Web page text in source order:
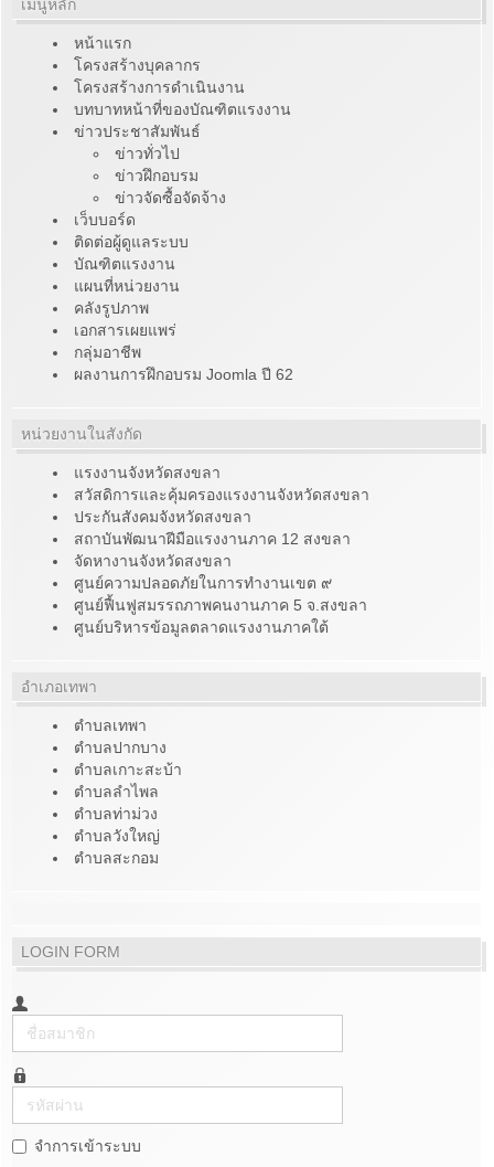
เมนูหลัก
หน้าแรก
โครงสร้างบุคลากร
โครงสร้างการดำเนินงาน
บทบาทหน้าที่ของบัณฑิตแรงงาน
ข่าวประชาสัมพันธ์
ข่าวทั่วไป
ข่าวฝึกอบรม
ข่าวจัดซื้อจัดจ้าง
เว็บบอร์ด
ติดต่อผู้ดูแลระบบ
บัณฑิตแรงงาน
แผนที่หน่วยงาน
คลังรูปภาพ
เอกสารเผยแพร่
กลุ่มอาชีพ
ผลงานการฝึกอบรม Joomla ปี 62
หน่วยงานในสังกัด
แรงงานจังหวัดสงขลา
สวัสดิการและคุ้มครองแรงงานจังหวัดสงขลา
ประกันสังคมจังหวัดสงขลา
สถาบันพัฒนาฝีมือแรงงานภาค 12 สงขลา
จัดหางานจังหวัดสงขลา
ศูนย์ความปลอดภัยในการทำงานเขต ๙
ศูนย์ฟื้นฟูสมรรถภาพคนงานภาค 5 จ.สงขลา
ศูนย์บริหารข้อมูลตลาดแรงงานภาคใต้
อำเภอเทพา
ตำบลเทพา
ตำบลปากบาง
ตำบลเกาะสะบ้า
ตำบลลำไพล
ตำบลท่าม่วง
ตำบลวังใหญ่
ตำบลสะกอม
LOGIN FORM
ชื่อ
สมาชิก
รหัส
ผ่าน
จำการเข้าระบบ